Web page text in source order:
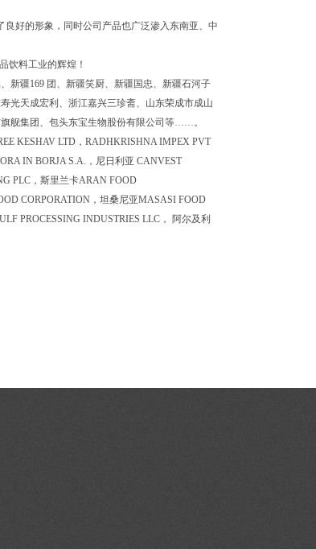
好的形象，同时公司产品也广泛渗入东南亚、中
饮料工业的辉煌！
新疆169 团、新疆笑厨、新疆国忠、新疆石河子
光天成宏利、浙江嘉兴三珍斋、山东荣成市成山
舰集团、包头东宝生物股份有限公司等……。
KESHAV LTD，RADHKRISHNA IMPEX PVT
IN BORJA S.A.，尼日利亚 CANVEST
PLC，斯里兰卡ARAN FOOD
CORPORATION，坦桑尼亚MASASI FOOD
PROCESSING INDUSTRIES LLC， 阿尔及利